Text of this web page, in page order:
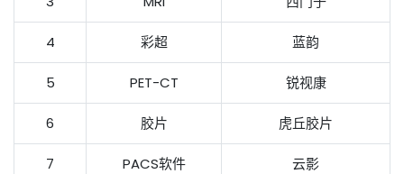
4 彩超 蓝韵
5 PET-CT 锐视康
6 胶片 虎丘胶片
7 PACS软件 云影